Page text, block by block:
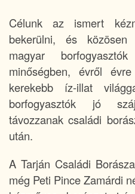
Célunk az ismert
bekerülni, és
magyar
minőségben, évről
kerekebb íz-illat
borfogyasztók jó
távozzanak családi
után.
A Tarján Családi
még Peti Pince Zamárdi